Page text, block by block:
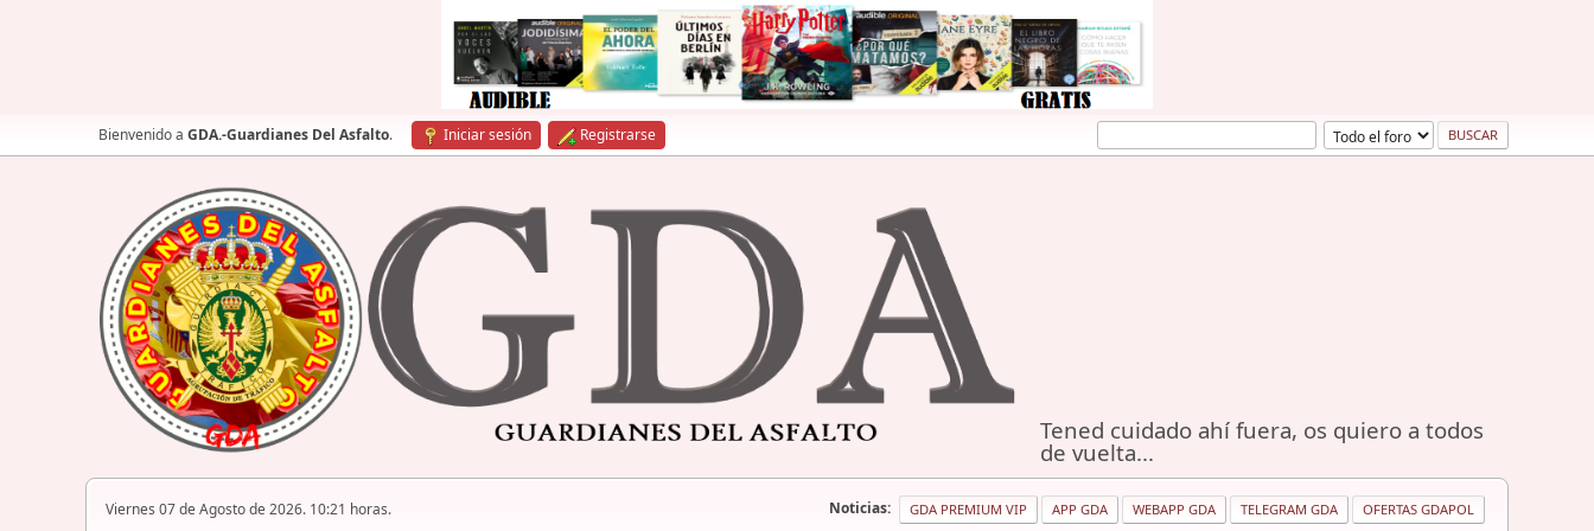
Bienvenido a GDA.-Guardianes Del Asfalto. Iniciar sesión Registrarse
Tened cuidado ahí fuera, os quiero a todos
de vuelta...
Viernes 07 de Agosto de 2026. 10:21 horas. Noticias: GDA PREMIUM VIP APP GDA WEBAPP GDA TELEGRAM GDA OFERTAS GDAPOL